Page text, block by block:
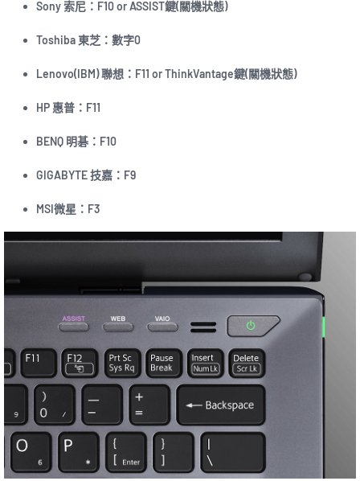
Sony 索尼：F10 or ASSIST鍵(關機狀態)
Toshiba 東芝：數字0
Lenovo(IBM) 聯想：F11 or ThinkVantage鍵(關機狀態)
HP 惠普：F11
BENQ 明碁：F10
GIGABYTE 技嘉：F9
MSI微星：F3